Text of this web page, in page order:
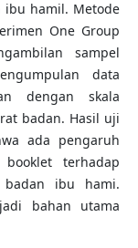
ibu hamil. Metode
One Group
sampel
data
dengan skala
badan. Hasil uji
ada pengaruh
terhadap
badan ibu hami.
bahan utama